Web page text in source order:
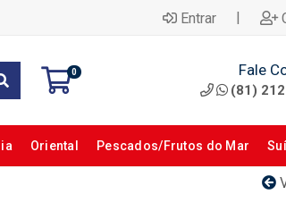
Entrar |
0 Fale
(81)
Oriental Pescados/Frutos do Mar